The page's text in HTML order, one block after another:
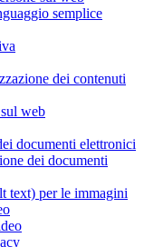
semplice
dei contenuti
web
documenti elettronici
dei documenti
text) per le immagini